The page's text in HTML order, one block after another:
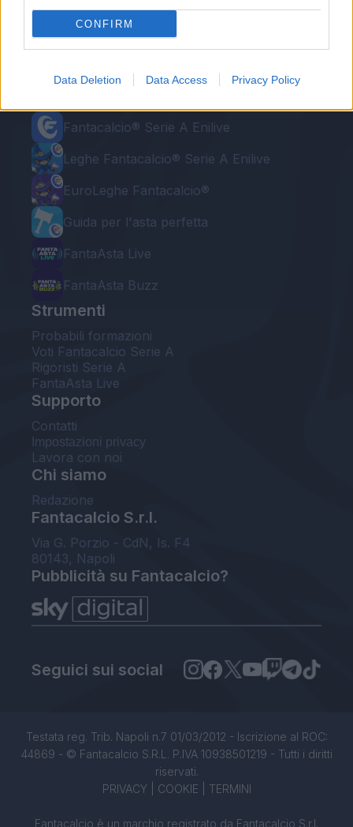
CONFIRM
Data Deletion Data Access Privacy Policy
Fantacalcio® Serie A Enilive
Leghe Fantacalcio® Serie A Enilive
EuroLeghe Fantacalcio®
Guida per l'asta perfetta
FantaAsta Live
FantaAsta Buzz
Strumenti
Probabili formazioni
Voti Fantacalcio Serie A
Rigoristi Serie A
FantaAsta Live
Supporto
Contatti
Impostazioni privacy
Lavora con noi
Chi siamo
Redazione
Fantacalcio S.r.l.
Via G. Porzio - CdN, Is. F4
80143, Napoli
Pubblicità su Fantacalcio?
Seguici sui social
Testata reg. Trib. Napoli n.7 01/03/2012 - Iscrizione al ROC:
44869 - © Fantacalcio S.R.L. P.IVA 10938501219 - Tutti i diritti
riservati.
PRIVACY| COOKIE TERMINI
Fantacalcio è un marchio registrato da Fantacalcio S.r.l.